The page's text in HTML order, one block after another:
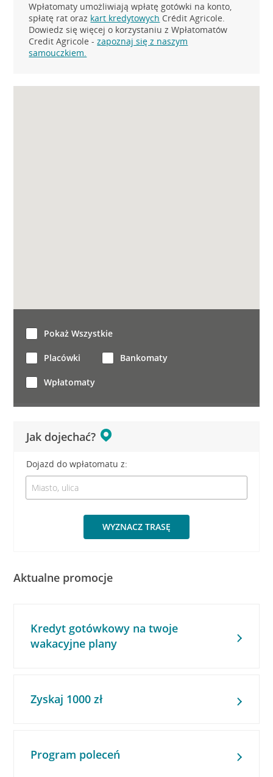
Wpłatomaty umożliwiają wpłatę gotówki na konto,
spłatę rat oraz kart kredytowych Crédit Agricole.
Dowiedz się więcej o korzystaniu z Wpłatomatów
Credit Agricole -zapoznaj się z naszym
samouczkiem.
Jak dojechać?
Dojazd do wpłatomatu z:
WYZNACZ TRASĘ
Pokaż Wszystkie
Placówki Bankomaty
Wpłatomaty
Aktualne promocje
Kredyt gotówkowy na twoje
wakacyjne plany
Zyskaj 1000 zł
Program poleceń